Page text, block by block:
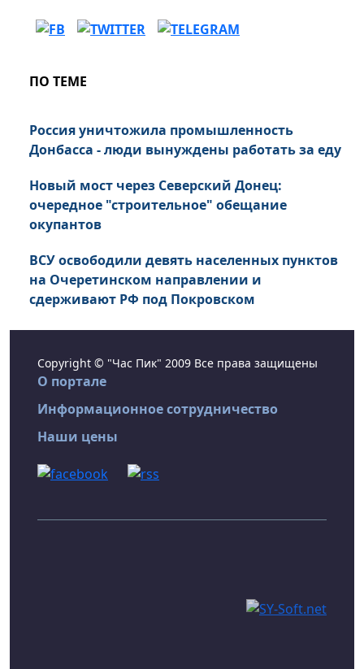
ПО ТЕМЕ
Россия уничтожила промышленность
Донбасса - люди вынуждены работать за еду
Новый мост через Северский Донец:
очередное "строительное" обещание
окупантов
ВСУ освободили девять населенных пунктов
на Очеретинском направлении и
сдерживают РФ под Покровском
Copyright © "Час Пик" 2009 Все права защищены
О портале
Информационное сотрудничество
Наши цены